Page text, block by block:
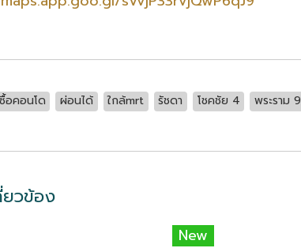
ซื้อคอนโด ผ่อนได้ ใกล้mrt รัชดา โชคชัย 4 พระราม 9
ยวข้อง
New